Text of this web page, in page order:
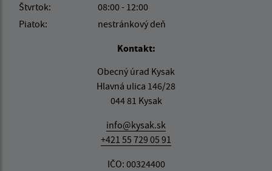
Štvrtok:
08:00 - 12:00
Piatok:
nestránkový deň
Kontakt:
Obecný úrad Kysak
Hlavná ulica 146/28
044 81 Kysak
info@kysak.sk
+421 55 729 05 91
IČO: 00324400